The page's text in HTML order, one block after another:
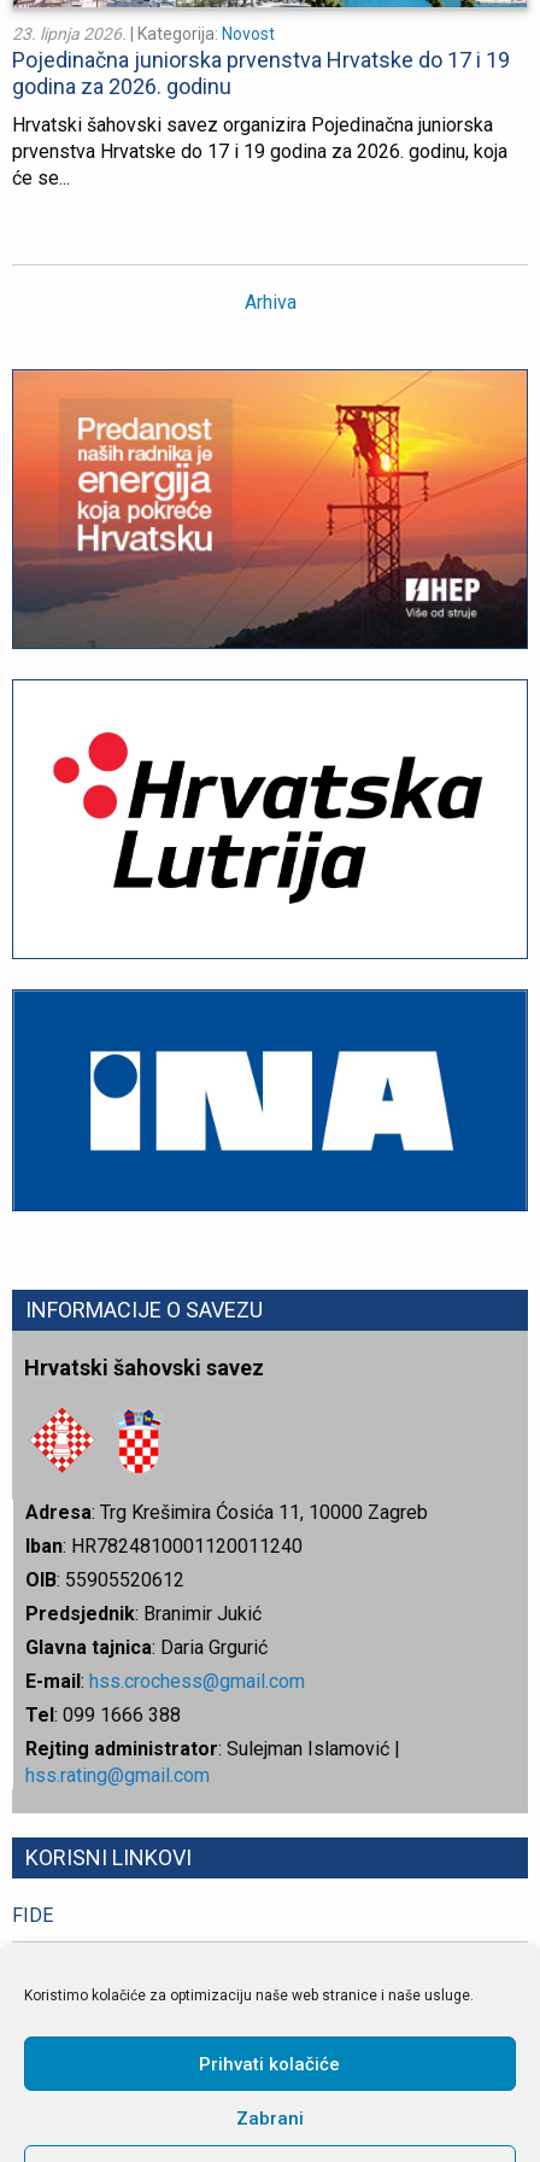
Koristimo kolačiće za optimizaciju naše web stranice i naše usluge.
Prihvati kolačiće
Zabrani
23. lipnja 2026. | Kategorija: Novost
Pojedinačna juniorska prvenstva Hrvatske do 17 i 19
godina za 2026. godinu
Hrvatski šahovski savez organizira Pojedinačna juniorska
prvenstva Hrvatske do 17 i 19 godina za 2026. godinu, koja
će se...
Arhiva
INFORMACIJE O SAVEZU
Hrvatski šahovski savez
Adresa: Trg Krešimira Ćosića 11, 10000 Zagreb
Iban: HR7824810001120011240
OIB: 55905520612
Predsjednik: Branimir Jukić
Glavna tajnica: Daria Grgurić
E-mail: hss.crochess@gmail.com
Tel: 099 1666 388
Rejting administrator: Sulejman Islamović |
hss.rating@gmail.com
KORISNI LINKOVI
FIDE
© 2022 Hrvatski šahovski savez. Sva prava pridržana.